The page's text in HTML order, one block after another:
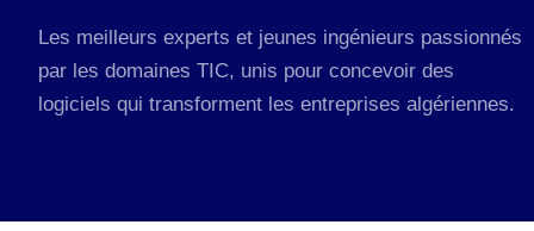
Les meilleurs experts et jeunes ingénieurs passionnés
par les domaines TIC, unis pour concevoir des
logiciels qui transforment les entreprises algériennes.